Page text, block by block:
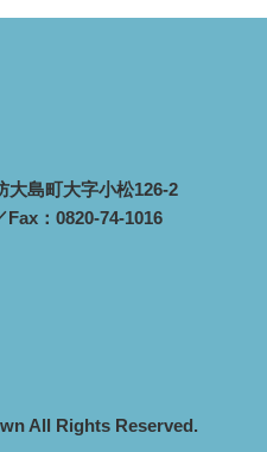
島町大字小松126-2
Fax：0820-74-1016
All Rights Reserved.